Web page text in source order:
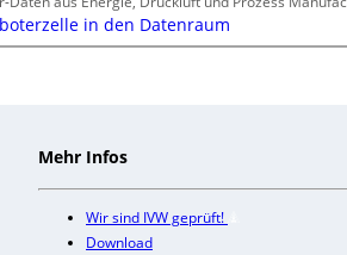
in den Datenraum
Mehr Infos
Wir sind IVW geprüft!
Download